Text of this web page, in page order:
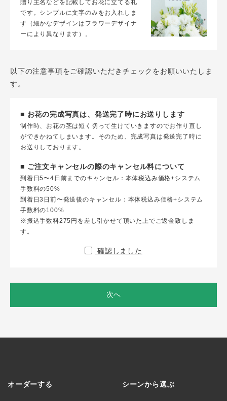
贈り主名などを記載してお花に立てる札
です。シンプルに文字のみをお入れしま
す（細かなデザインはフラワーデザイナ
ーにより異なります）。
以下の注意事項をご確認いただきチェックをお願いいたしま
す。
■ お花の完成写真は、発送完了時にお送りします
制作時、お花の茎は短く切って生けていきますのでお作り直し
ができかねてしまいます。そのため、完成写真は発送完了時に
お送りしております。
■ ご注文キャンセルの際のキャンセル料について
到着日5〜4日前までのキャンセル：本体税込み価格+システム
手数料の50%
到着日3日前〜発送後のキャンセル：本体税込み価格+システム
手数料の100%
※振込手数料275円を差し引かせて頂いた上でご返金致しま
す。
確認しました
次へ
オーダーする シーンから選ぶ